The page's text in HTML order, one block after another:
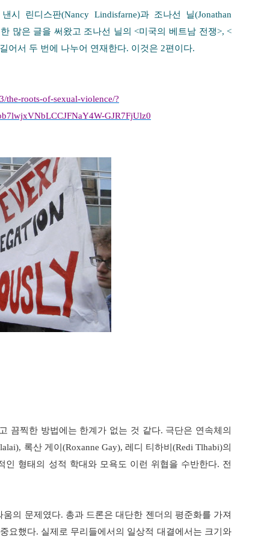
시 린디스판(Nancy Lindisfarne)과 조나선 닐(Jonathan
많은 글을 써왔고 조나선 닐의<미국의 베트남 전쟁>, <
어서 두 번에 나누어 연재한다. 이것은 2편이다.
the-roots-of-sexual-violence/?
GJR7FjUlz0
끔찍한 방법에는 한계가 없는 것 같다. 극단은 연속체의
록산 게이 (Roxanne Gay), 레디 티하비 (Redi Tlhabi)의
인 형태의 성적 학대와 모욕도 이런 위협을 수반한다. 전
움의 문제였다. 총과 드론은 대단한 젠더의 평준화를 가져
요했다. 실제로 무리들에서의 일상적 대결에서는 크기와